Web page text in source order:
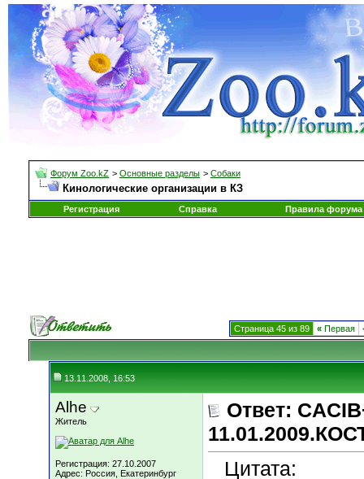
Форум Zoo.kZ > Основные разделы > Собаки
Кинологические организации в КЗ
Регистрация Справка Правила форума
Страница 45 из 89 « Первая
13.11.2008, 16:53
Alhe
Житель
Регистрация: 27.10.2007
Адрес: Россия, Екатеринбург
Ответ:
Цитата: